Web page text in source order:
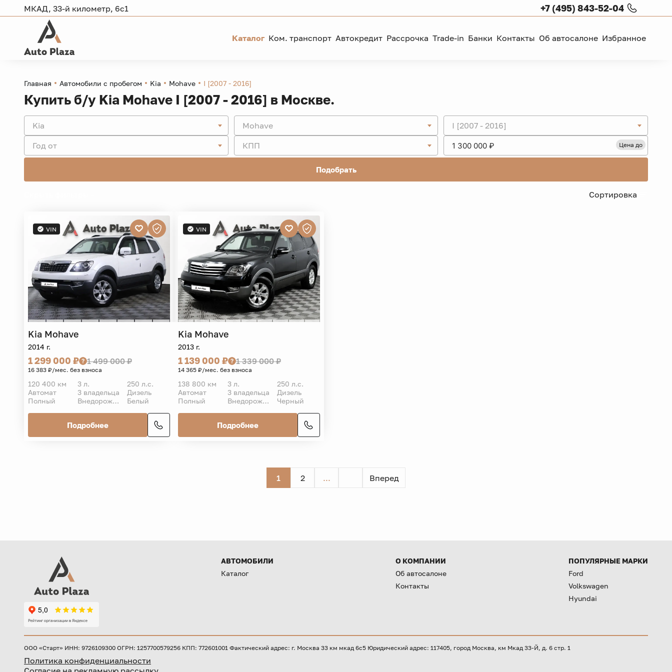
МКАД, 33-й километр, 6с1 +7 (495) 843-52-04
Каталог Ком. транспорт Автокредит Рассрочка Trade-in Банки Контакты Об автосалоне Избранное
Главная Автомобили с пробегом Kia Mohave I [2007 - 2016]
Купить б/у Kia Mohave I [2007 - 2016] в Москве.
Kia Mohave
I [2007 - 2016]
Год от
КПП Цена до
Подобрать
Сортировка
VIN
Kia Mohave
2014 г.
1 299 000 ₽ 1 499 000 ₽
16 383 ₽/мес. без взноса
120 400 км 3 л.
250 л.с.
Автомат
3 владельца
Дизель
Полный
Внедорожник 5 дв. Белый
Подробнее
VIN
Kia Mohave
2013 г.
1 139 000 ₽ 1 339 000 ₽
14 365 ₽/мес. без взноса
138 800 км 3 л.
250 л.с.
Автомат
3 владельца
Дизель
Полный
Внедорожник 5 дв. Черный
Подробнее
1 2 ... Вперед
АВТОМОБИЛИ
Каталог
О КОМПАНИИ
Об автосалоне
Контакты
ПОПУЛЯРНЫЕ МАРКИ
Ford
Volkswagen
Hyundai
ООО «Старт» ИНН: 9726109300 ОГРН: 1257700579256 КПП: 772601001 Фактический адрес: г. Москва 33 км мкад 6с5 Юридический адрес: 117405, город Москва, км Мкад 33-Й, д. 6 стр. 1
Политика конфиденциальности